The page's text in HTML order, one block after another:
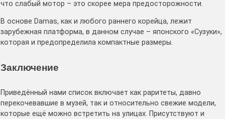
что слабый мотор – это скорее мера предосторожности.
В основе Damas, как и любого раннего корейца, лежит
зарубежная платформа, в данном случае – японского «Сузуки»,
которая и предопределила компактные размеры.
Заключение
Приведённый нами список включает как раритеты, давно
перекочевавшие в музей, так и относительно свежие модели,
которые ещё можно встретить на улицах. Присутствуют и